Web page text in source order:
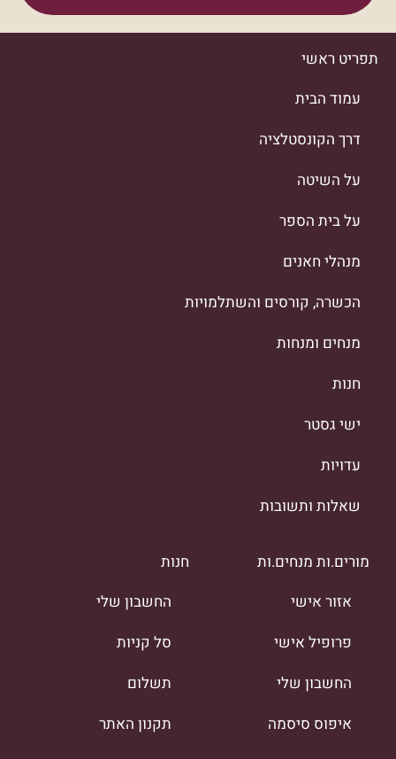
תפריט ראשי
עמוד הבית
דרך הקונסטלציה
על השיטה
על בית הספר
מנהלי חאנים
הכשרה, קורסים והשתלמויות
מנחים ומנחות
חנות
ישי גסטר
עדויות
שאלות ותשובות
מורים.ות מנחים.ות
אזור אישי
פרופיל אישי
החשבון שלי
איפוס סיסמה
חנות
החשבון שלי
סל קניות
תשלום
תקנון האתר